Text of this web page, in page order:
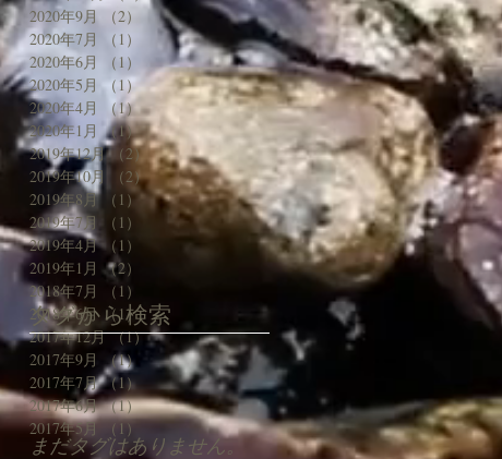
2020年9月
（2）
2件の記事
2020年7月
（1）
1件の記事
2020年6月
（1）
1件の記事
2020年5月 （1） 1件の記事
2020年4月
（1）1件の記事
2020年1月 （1）1件の記事
2019年12月 （2）2件の記事
2019年10月
（2）2件の記事
2019年8月
（1） 1件の記事
2019年7月
（1）
1件の記事
2019年4月 （1）
1件の記事
2019年1月 （2）
2018年7月
（1）
2018年6月 （1）1件の記事
2017年12月 （1）1件の記事
2017年9月
（1）
1件の記事
2017年7月 （1）
1件の記事
2017年6月 （1）1件の記事
2017年5月 （1） 1件の記事
タグから検索
まだタグはありません。